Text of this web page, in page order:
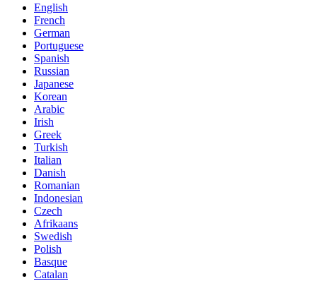
English
French
German
Portuguese
Spanish
Russian
Japanese
Korean
Arabic
Irish
Greek
Turkish
Italian
Danish
Romanian
Indonesian
Czech
Afrikaans
Swedish
Polish
Basque
Catalan